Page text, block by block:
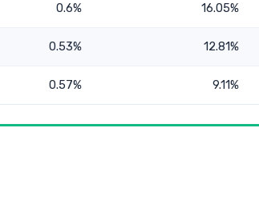
16.05%
0.6%
12.81%
0.53%
9.11%
0.57%